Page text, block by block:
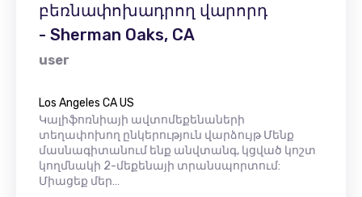
բեռնափոխադրող վարորդ
- Sherman Oaks, CA
user
Los Angeles CA US
Կալիֆոռնիայի ավտոմեքենաների
տեղափոխող ընկերություն վարձույթ Մենք
մասնագիտանում ենք անվտանգ, կցված կոշտ
կողմնակի 2-մեքենայի տրանսպորտում:
Միացեք մեր…